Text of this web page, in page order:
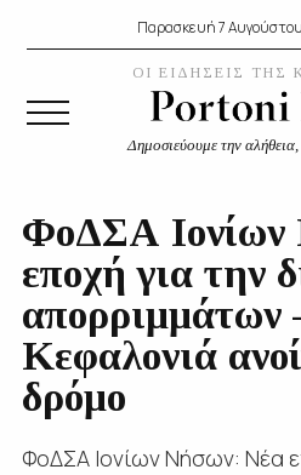
Παρασκευή 7
ΟΙ ΕΙΔΗΣΕΙΣ ΤΗΣ
Δημοσιεύουμε την αλήθεια,
ΦοΔΣΑ
εποχή για την
απορριμμάτων
Κεφαλονιά
δρόμο
ΦοΔΣΑ Ιονίων Νήσων: Νέα